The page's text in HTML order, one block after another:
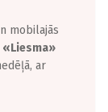
mobilajās
ar